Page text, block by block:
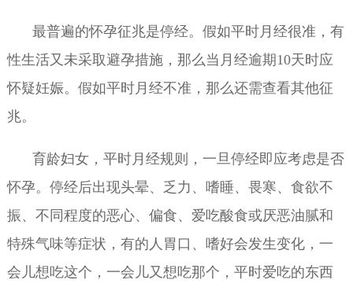
最普遍的怀孕征兆是停经。假如平时月经很准，有
性生活又未采取避孕措施，那么当月经逾期10天时应
怀疑妊娠。假如平时月经不准，那么还需查看其他征
兆。
育龄妇女，平时月经规则，一旦停经即应考虑是否
怀孕。停经后出现头晕、乏力、嗜睡、畏寒、食欲不
振、不同程度的恶心、偏食、爱吃酸食或厌恶油腻和
特殊气味等症状，有的人胃口、嗜好会发生变化，一
会儿想吃这个，一会儿又想吃那个，平时爱吃的东西